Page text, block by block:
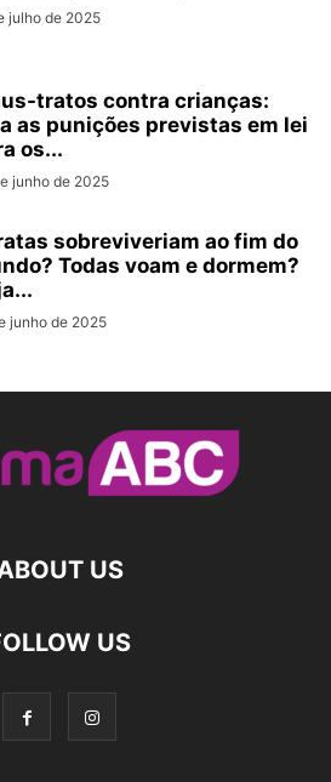
julho de 2025
tratos contra crianças:
as punições previstas em lei
os...
junho de 2025
sobreviveriam ao fim do
Todas voam e dormem?
junho de 2025
US
US